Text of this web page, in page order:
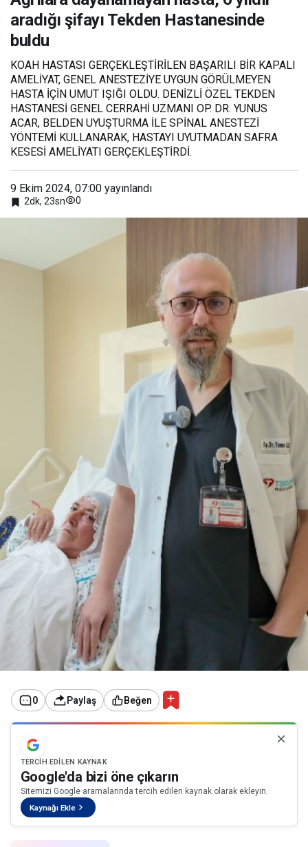
aradığı şifayı
Tekden
Hastanesinde
aradığı şifayı Tekden Hastanesinde
buldu
KOAH HASTASI GERÇEKLEŞTİRİLEN BAŞARILI BİR KAPALI
AMELİYAT, GENEL ANESTEZİYE UYGUN GÖRÜLMEYEN
HASTA İÇİN UMUT IŞIĞI OLDU. DENİZLİ ÖZEL TEKDEN
HASTANESİ GENEL CERRAHİ UZMANI OP. DR. YUNUS
ACAR, BELDEN UYUŞTURMA İLE SPİNAL ANESTEZİ
YÖNTEMİ KULLANARAK, HASTAYI UYUTMADAN SAFRA
KESESİ AMELİYATI GERÇEKLEŞTİRDİ.
9 Ekim 2024, 07:00 yayınlandı
2dk, 23sn 0
0 Paylaş Beğen
TERCIH EDILEN KAYNAK
Google'da bizi öne çıkarın
Sitemizi Google aramalarında tercih edilen kaynak olarak ekleyin.
Kaynağı Ekle